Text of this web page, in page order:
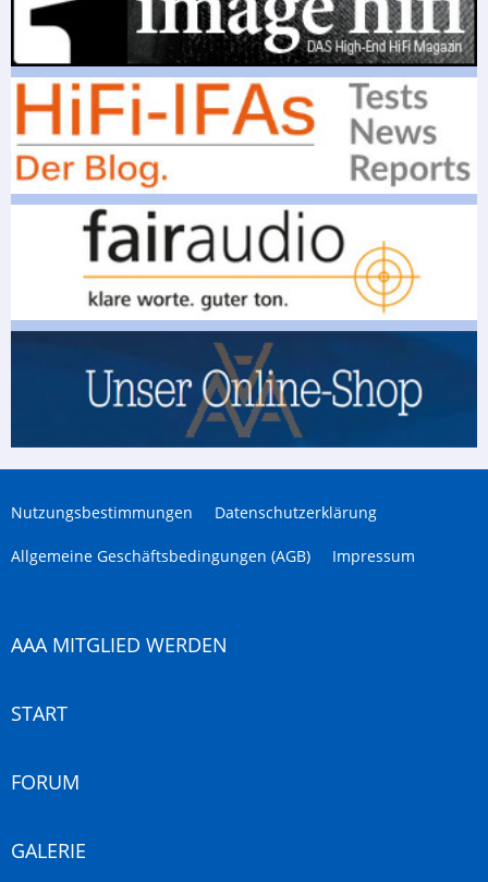
Nutzungsbestimmungen Datenschutzerklärung
Allgemeine Geschäftsbedingungen (AGB) Impressum
AAA MITGLIED WERDEN
START
FORUM
GALERIE